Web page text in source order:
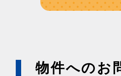
物件へのお